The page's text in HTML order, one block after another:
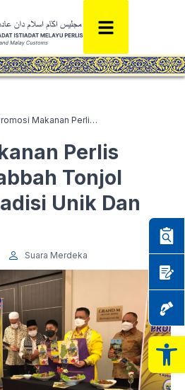
Promosi Makanan Perlis Ziarah Mahabbah Tonjol Makanan Tradisi Unik Dan Enak
Perlis
Tonjol
Unik Dan
Suara Merdeka